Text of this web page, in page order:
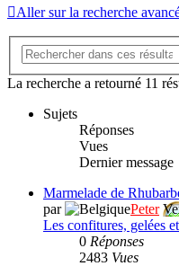
Aller sur la recherche
La recherche a retourné 11
Sujets
Réponses
Vues
Dernier message
Marmelade de
par
Peter
Les confitures, gelées
0 Réponses
2483 Vues